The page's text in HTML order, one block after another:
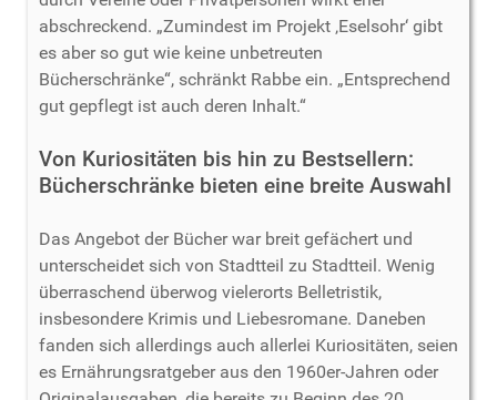
abschreckend. „Zumindest im Projekt ‚Eselsohr‘ gibt
es aber so gut wie keine unbetreuten
Bücherschränke“, schränkt Rabbe ein. „Entsprechend
gut gepflegt ist auch deren Inhalt.“
Von Kuriositäten bis hin zu Bestsellern:
Bücherschränke bieten eine breite Auswahl
Das Angebot der Bücher war breit gefächert und
unterscheidet sich von Stadtteil zu Stadtteil. Wenig
überraschend überwog vielerorts Belletristik,
insbesondere Krimis und Liebesromane. Daneben
fanden sich allerdings auch allerlei Kuriositäten, seien
es Ernährungsratgeber aus den 1960er-Jahren oder